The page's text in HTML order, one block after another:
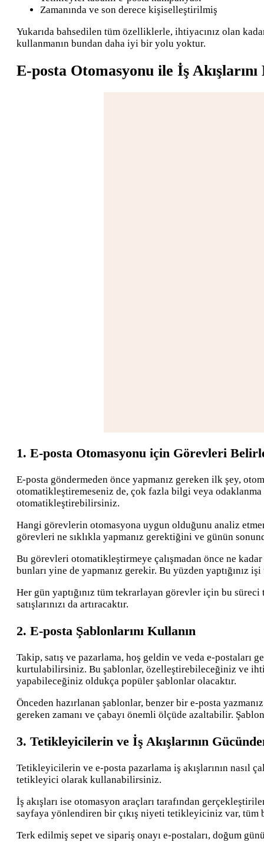
Zamanında ve son derece kişiselleştirilmiş
Yukarıda bahsedilen tüm özelliklerle, ihtiyacınız olan
kullanmanın bundan daha iyi bir yolu yoktur.
E-posta Otomasyonu ile İş Akışlarını
1. E-posta Otomasyonu için Görevleri
E-posta göndermeden önce yapmanız gereken ilk şey,
otomatikleştiremeseniz de, çok fazla bilgi veya
otomatikleştirebilirsiniz.
Hangi görevlerin otomasyona uygun olduğunu analiz
görevleri ne sıklıkla yapmanız gerektiğini ve günün
Bu görevleri otomatikleştirmeye çalışmadan önce ne
bunları yine de yapmanız gerekir. Bu yüzden yaptığınız
Her gün yaptığınız tüm tekrarlayan görevler için bu
satışlarınızı da artıracaktır.
2. E-posta Şablonlarını Kullanın
Takip, satış ve pazarlama, hoş geldin ve veda e-postaları
kurtulabilirsiniz. Bu şablonlar, özelleştirebileceğiniz ve
yapabileceğiniz oldukça popüler şablonlar olacaktır.
Önceden hazırlanan şablonlar, benzer bir e-posta
gereken zamanı ve çabayı önemli ölçüde azaltabilir.
3. Tetikleyicilerin ve İş Akışlarının
Tetikleyicilerin ve e-posta pazarlama iş akışlarının nasıl
tetikleyici olarak kullanabilirsiniz.
İş akışları ise otomasyon araçları tarafından
sayfaya yönlendiren bir çıkış niyeti tetikleyiciniz var, tüm
Terk edilmiş sepet ve sipariş onayı e-postaları, doğum